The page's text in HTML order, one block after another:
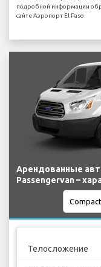
подробной информации
сайте Аэропорт El Paso.
Арендованные
Passengervan –
Телосложение